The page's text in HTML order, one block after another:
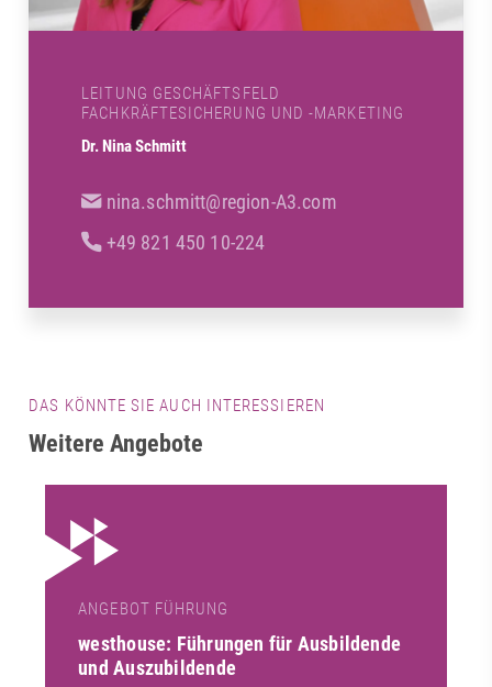
LEITUNG GESCHÄFTSFELD
FACHKRÄFTESICHERUNG UND -MARKETING
Dr. Nina Schmitt
nina.schmitt@region-A3.com
+49 821 450 10-224
DAS KÖNNTE SIE AUCH INTERESSIEREN
Weitere Angebote
ANGEBOT FÜHRUNG
westhouse: Führungen für Ausbildende
und Auszubildende